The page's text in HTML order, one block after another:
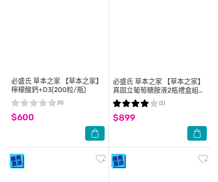
必盛氏 草本之家 【草本之家】
檸檬酸鈣+D3(200粒/瓶)
$600
(0)
必盛氏 草本之家 【草本之家】
真固立葡萄糖胺液2瓶禮盒組
(1000ml/瓶)
$899
(2)